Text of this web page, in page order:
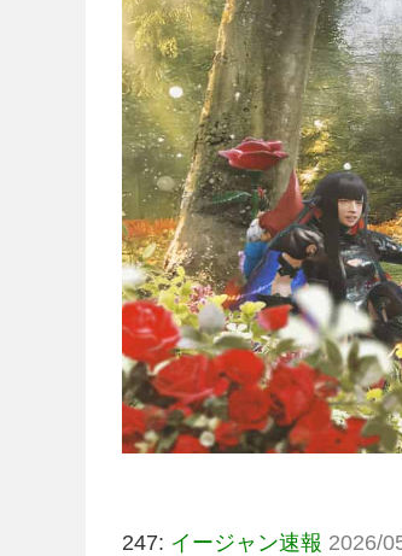
247: イージャン速報 2026/